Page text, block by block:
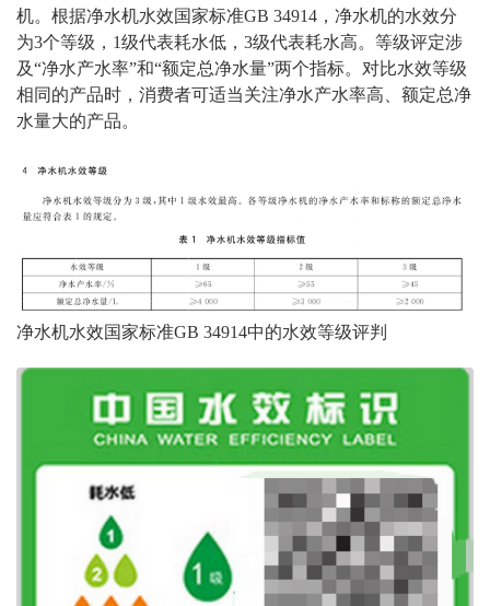
机。根据净水机水效国家标准GB 34914 ，净水机的水效分
为3个等级， 1级代表耗水低， 3级代表耗水高。等级评定涉
及“净水产水率”和“额定总净水量”两个指标。对比水效等级
相同的产品时，消费者可适当关注净水产水率高、额定总净
水量大的产品。
净水机水效国家标准GB 34914中的水效等级评判